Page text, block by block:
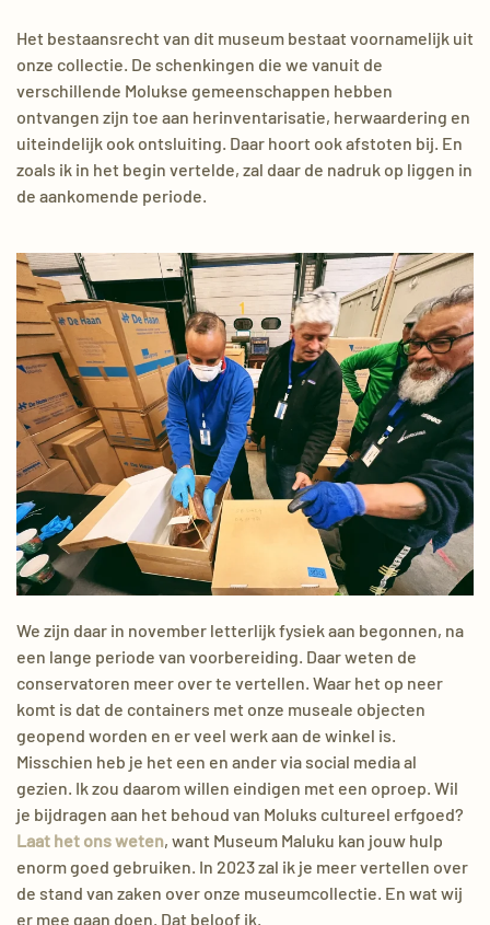
Het bestaansrecht van dit museum bestaat voornamelijk uit
onze collectie. De schenkingen die we vanuit de
verschillende Molukse gemeenschappen hebben
ontvangen zijn toe aan herinventarisatie, herwaardering en
uiteindelijk ook ontsluiting. Daar hoort ook afstoten bij. En
zoals ik in het begin vertelde, zal daar de nadruk op liggen in
de aankomende periode.
We zijn daar in november letterlijk fysiekaan begonnen, na
een lange periode van voorbereiding. Daar weten de
conservatoren meer over te vertellen. Waar het op neer
komt is dat de containers met onze museale objecten
geopend worden en er veel werk aan de winkel is.
Misschien heb je het een en ander via social media al
gezien. Ik zou daarom willen eindigen met een oproep. Wil
je bijdragen aan het behoud van Moluks cultureel erfgoed?
Laat het ons weten, want Museum Maluku kan jouw hulp
enorm goed gebruiken. In 2023 zal ik je meer vertellen over
de stand van zaken over onze museumcollectie. En wat wij
er mee gaan doen. Dat beloof ik.